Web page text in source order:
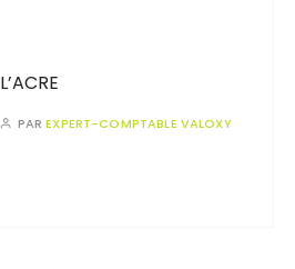
L’ACRE
PAREXPERT-COMPTABLE VALOXY